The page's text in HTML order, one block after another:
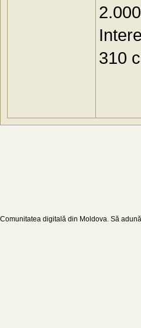
310
Comunitatea digitală din Moldova. Să